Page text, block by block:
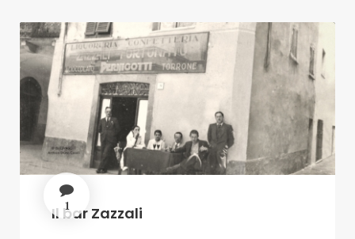
1
Il bar Zazzali